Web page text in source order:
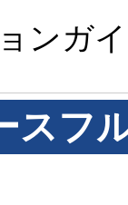
ンガ
フ